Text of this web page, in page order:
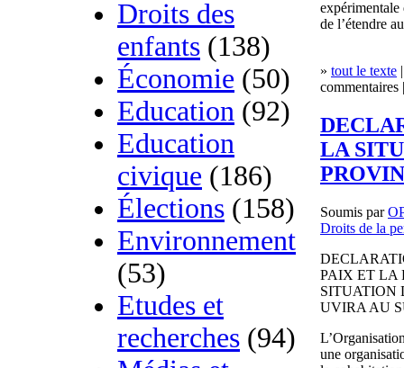
Droits des
enfants (138)
Économie (50)
Education (92)
Education
civique (186)
Élections (158)
Environnement
(53)
Etudes et
recherches (94)
expérimentale
de l’étendre
» tout le texte
commentaires
LA
Soumis par
Droits de la
PAIX ET LA
SITUATION
UVIRA AU
une